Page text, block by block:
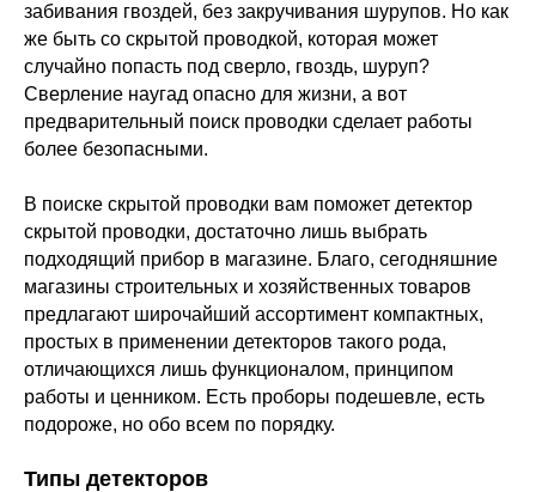
забивания гвоздей, без закручивания шурупов. Но как
же быть со скрытой проводкой, которая может
случайно попасть под сверло, гвоздь, шуруп?
Сверление наугад опасно для жизни, а вот
предварительный поиск проводки сделает работы
более безопасными.
В поиске скрытой проводки вам поможет детектор
скрытой проводки, достаточно лишь выбрать
подходящий прибор в магазине. Благо, сегодняшние
магазины строительных и хозяйственных товаров
предлагают широчайший ассортимент компактных,
простых в применении детекторов такого рода,
отличающихся лишь функционалом, принципом
работы и ценником. Есть проборы подешевле, есть
подороже, но обо всем по порядку.
Типы детекторов